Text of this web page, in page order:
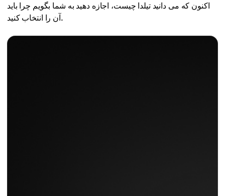
اکنون که می دانید تیلدا چیست، اجازه دهید به شما بگویم چرا باید
آن را انتخاب کنید.